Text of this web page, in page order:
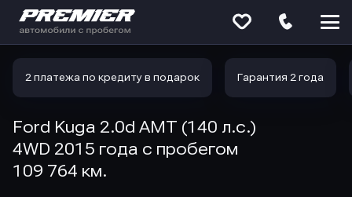
2 платежа по кредиту в подарок Гарантия 2 года
Ford Kuga 2.0d AMT (140 л.с.)
4WD 2015 года с пробегом
109 764 км.